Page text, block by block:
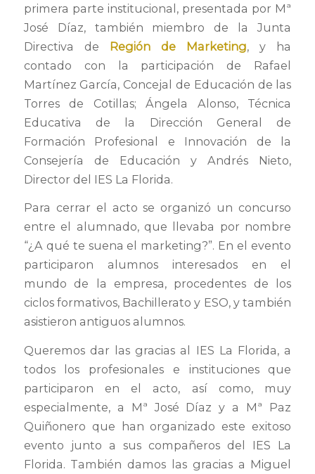
primera parte institucional, presentada por Mª
José Díaz, también miembro de la Junta
Directiva de Región de Marketing, y ha
contado con la participación de Rafael
Martínez García, Concejal de Educación de las
Torres de Cotillas; Ángela Alonso, Técnica
Educativa de la Dirección General de
Formación Profesional e Innovación de la
Consejería de Educación y Andrés Nieto,
Director del IES La Florida.
Para cerrar el acto se organizó un concurso
entre el alumnado, que llevaba por nombre
“¿A qué te suena el marketing?”. En el evento
participaron alumnos interesados en el
mundo de la empresa, procedentes de los
ciclos formativos, Bachillerato y ESO, y también
asistieron antiguos alumnos.
Queremos dar las gracias al IES La Florida, a
todos los profesionales e instituciones que
participaron en el acto, así como, muy
especialmente, a Mª José Díaz y a Mª Paz
Quiñonero que han organizado este exitoso
evento junto a sus compañeros del IES La
Florida. También damos las gracias a Miguel